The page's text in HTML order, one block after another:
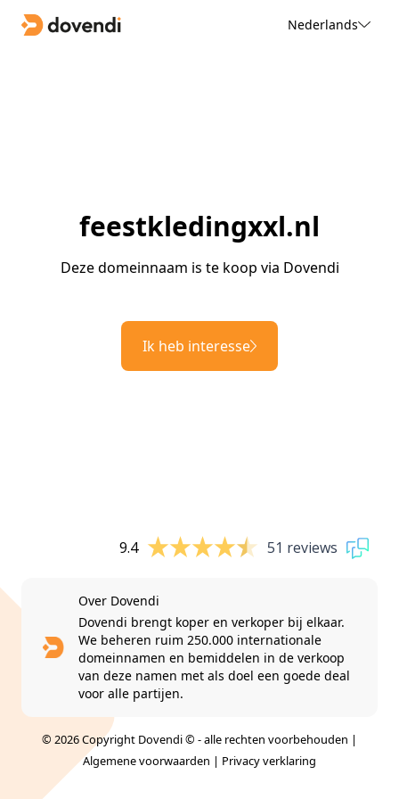
Nederlands
feestkledingxxl.nl
Deze domeinnaam is te koop via Dovendi
Ik heb interesse
9.4 51 reviews
Over Dovendi
Dovendi brengt koper en verkoper bij elkaar.
We beheren ruim 250.000 internationale
domeinnamen en bemiddelen in de verkoop
van deze namen met als doel een goede deal
voor alle partijen.
© 2026 Copyright Dovendi © - alle rechten voorbehouden |
Algemene voorwaarden | Privacy verklaring